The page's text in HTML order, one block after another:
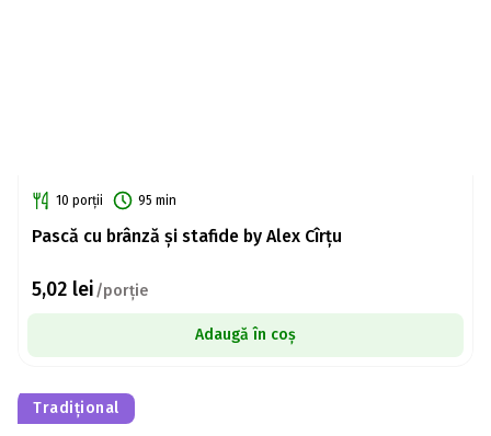
10 porții 95 min
Pască cu brânză și stafide by Alex Cîrțu
5,02 lei/porție
Adaugă în coș
Tradițional